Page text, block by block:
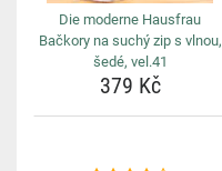
Die moderne Hausfrau
Bačkory na suchý zip s vlnou,
šedé, vel.41
379 Kč